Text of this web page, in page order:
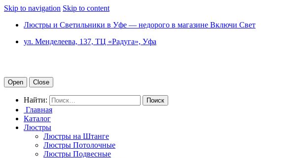
Skip to navigation Skip to content
Люстры и Светильники в Уфе — недорого в магазине Включи Свет
ул. Менделеева, 137, ТЦ «Радуга», Уфа
Open Close
Найти:
Главная
Каталог
Люстры
Люстры на Штанге
Люстры Потолочные
Люстры Подвесные